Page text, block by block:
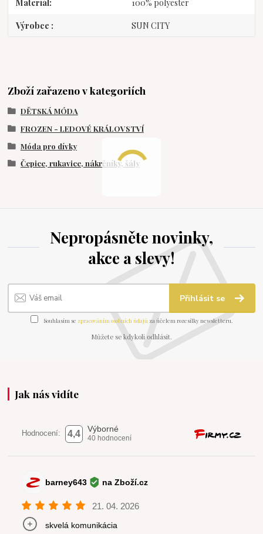
Materiál 100% polyester
Výrobce SUN CITY
Zboží zařazeno v kategoriích
DĚTSKÁ MÓDA
FROZEN - LEDOVÉ KRÁLOVSTVÍ
Móda pro dívky
Čepice, rukavice, nákrčníky, šály
Nepropásněte novinky,
akce a slevy!
Přihlásit se
Souhlasím se zpracováním osobních údajů za účelem rozesílky newsletteru.
Můžete se kdykoli odhlásit.
Jak nás vidíte